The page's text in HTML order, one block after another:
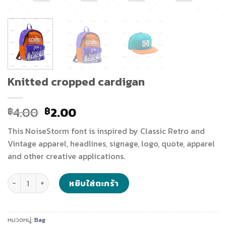
Knitted cropped cardigan
฿4.00 Original
price
was:
฿4.00.
฿2.00Current
price
is:
฿2.00.
This NoiseStorm font is inspired by Classic Retro and
Vintage apparel, headlines, signage, logo, quote, apparel
and other creative applications.
จำนวน Knitted cropped cardigan ชิ้น
หยิบใส่ตะกร้า
หมวดหมู่: Bag